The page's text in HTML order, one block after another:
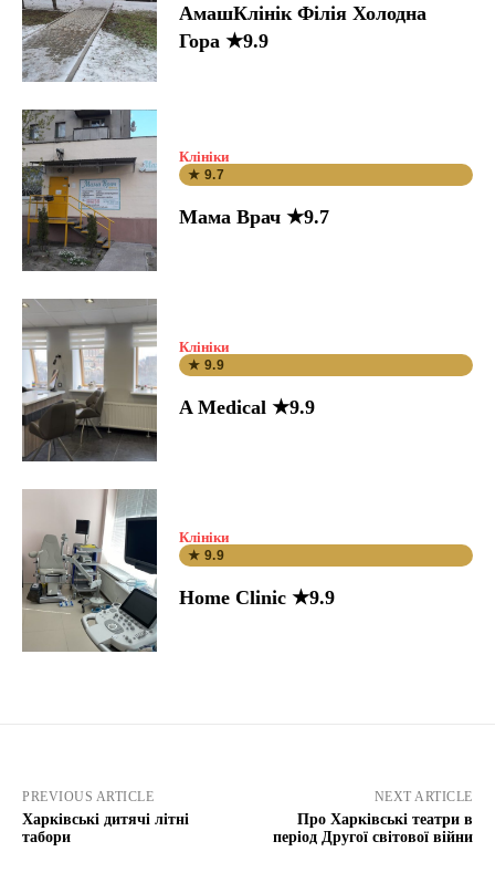
АмашКлінік Філія Холодна
Гора ★9.9
Клініки
★ 9.7
Мама Врач ★9.7
Клініки
★ 9.9
A Medical ★9.9
Клініки
★ 9.9
Home Clinic ★9.9
PREVIOUS ARTICLE
Харківські дитячі літні
табори
NEXT ARTICLE
Про Харківські театри в
період Другої світової війни